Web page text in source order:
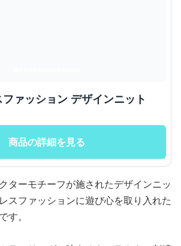
ァッション デザインニット
商品の詳細を見る
ターモチーフが施されたデザインニッ
スファッションに遊び心を取り入れた
す。